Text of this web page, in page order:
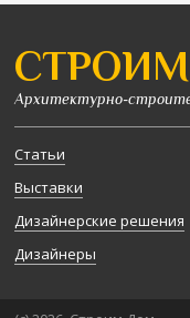
Архитектурно-
Статьи
Выставки
Дизайнерские решения
Дизайнеры